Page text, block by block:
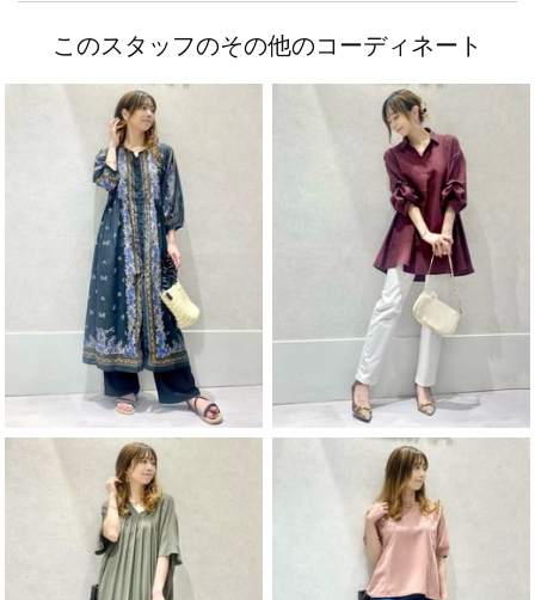
このスタッフのその他のコーディネート